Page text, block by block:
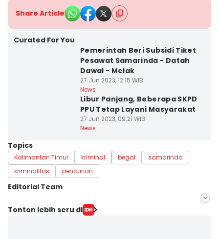
Share Article
Curated For You
Pemerintah Beri Subsidi Tiket
Pesawat Samarinda - Datah
Dawai - Melak
27 Jun 2023, 12:15 WIB
News
Libur Panjang, Beberapa SKPD
PPU Tetap Layani Masyarakat
27 Jun 2023, 09:21 WIB
News
Topics
Kalimantan Timur kriminal begal
samarinda
kriminalitas
pencurian
Editorial Team
Editor
Tonton lebih seru di